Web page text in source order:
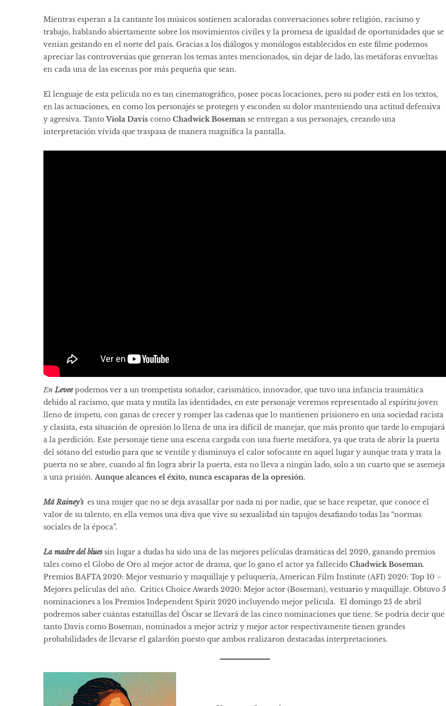
Mientras esperan a la cantante los músicos sostienen acaloradas conversaciones sobre religión, racismo y
trabajo, hablando abiertamente sobre los movimientos civiles y la promesa de igualdad de oportunidades que se
venían gestando en el norte del país. Gracias a los diálogos y monólogos establecidos en este filme podemos
apreciar las controversias que generan los temas antes mencionados, sin dejar de lado, las metáforas envueltas
en cada una de las escenas por más pequeña que sean.
El lenguaje de esta película no es tan cinematográfico, posee pocas locaciones, pero su poder está en los textos,
en las actuaciones, en como los personajes se protegen y esconden su dolor manteniendo una actitud defensiva
y agresiva. TantoViola Davis como Chadwick Boseman se entregan a sus personajes, creando una
interpretación vívida que traspasa de manera magnifica la pantalla.
En Leveepodemos ver a un trompetista soñador, carismático, innovador, que tuvo una infancia traumática
debido al racismo, que mata y mutila las identidades, en este personaje veremos representado al espíritu joven
lleno de ímpetu, con ganas de crecer y romper las cadenas que lo mantienen prisionero en una sociedad racista
y clasista, esta situación de opresión lo llena de una ira difícil de manejar, que más pronto que tarde lo empujará
a la perdición. Este personaje tiene una escena cargada con una fuerte metáfora, ya que trata de abrir la puerta
del sótano del estudio para que se ventile y disminuya el calor sofocante en aquel lugar y aunque trata y trata la
puerta no se abre, cuando al fin logra abrir la puerta, esta no lleva a ningún lado, solo a un cuarto que se asemeja
a una prisión.Aunque alcances el éxito, nunca escaparas de la opresión.
Má Rainey’s es una mujer que no se deja avasallar por nada ni por nadie, que se hace respetar, que conoce el
valor de su talento, en ella vemos una diva que vive su sexualidad sin tapujos desafiando todas las “normas
sociales de la época”.
La madre del bluessin lugar a dudas ha sido una de las mejores películas dramáticas del 2020, ganando premios
tales como el Globo de Oro al mejor actor de drama, que lo gano el actor ya fallecido Chadwick Boseman.
Premios BAFTA 2020: Mejor vestuario y maquillaje y peluquería, American Film Institute (AFI) 2020: Top 10 –
Mejores películas del año. Critics Choice Awards 2020: Mejor actor (Boseman), vestuario y maquillaje. Obtuvo 5
nominaciones a los Premios Independent Spirit 2020 incluyendo mejor película. El domingo 25 de abril
podremos saber cuántas estatuillas del Óscar se llevará de las cinco nominaciones que tiene. Se podría decir que
tanto Davis como Boseman, nominados a mejor actriz y mejor actor respectivamente tienen grandes
probabilidades de llevarse el galardón puesto que ambos realizaron destacadas interpretaciones.